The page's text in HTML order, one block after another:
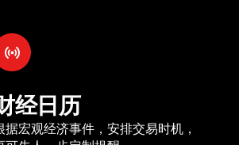
经日历
据宏观经济事件，安排交易时机，